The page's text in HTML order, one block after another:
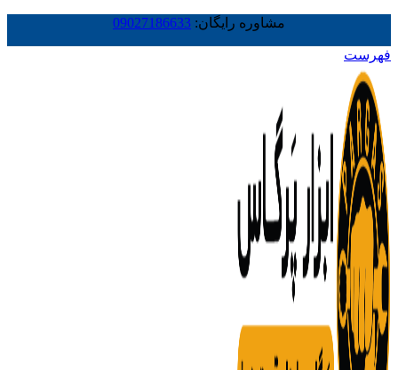
مشاوره رایگان: 09027186633
فهرست